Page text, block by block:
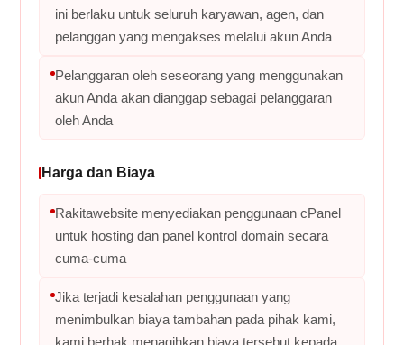
ini berlaku untuk seluruh karyawan, agen, dan
pelanggan yang mengakses melalui akun Anda
Pelanggaran oleh seseorang yang menggunakan
akun Anda akan dianggap sebagai pelanggaran
oleh Anda
Harga dan Biaya
Rakitawebsite menyediakan penggunaan cPanel
untuk hosting dan panel kontrol domain secara
cuma-cuma
Jika terjadi kesalahan penggunaan yang
menimbulkan biaya tambahan pada pihak kami,
kami berhak menagihkan biaya tersebut kepada